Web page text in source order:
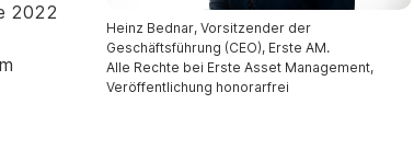
2022
Heinz Bednar, Vorsitzender der
Geschäftsführung (CEO), Erste AM.
Alle Rechte bei Erste Asset Management,
Veröffentlichung honorarfrei